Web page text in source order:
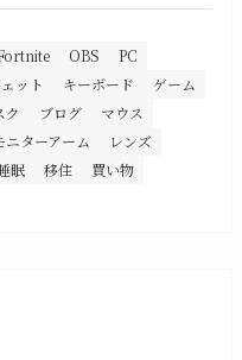
OBS
PC
ット キーボード
ゲーム
ク ブログ
マウス
ニターアーム
レンズ
眠 移住
買い物